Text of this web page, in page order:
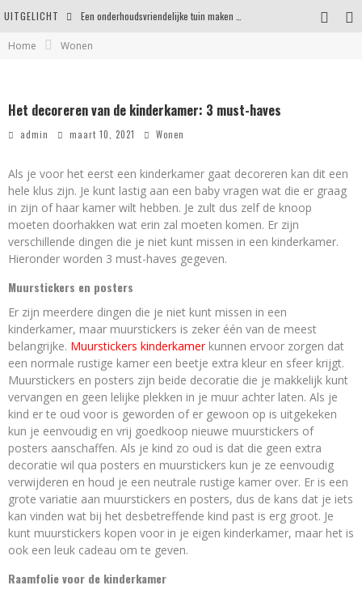
UITGELICHT
Waarom persoonlijk matrasadvies het verschil maakt
Home Wonen
Het decoreren van de kinderkamer: 3 must-haves
admin maart 10, 2021 Wonen
Als je voor het eerst een kinderkamer gaat decoreren kan dit een
hele klus zijn. Je kunt lastig aan een baby vragen wat die er graag
in zijn of haar kamer wilt hebben. Je zult dus zelf de knoop
moeten doorhakken wat erin zal moeten komen. Er zijn
verschillende dingen die je niet kunt missen in een kinderkamer.
Hieronder worden 3 must-haves gegeven.
Muurstickers en posters
Er zijn meerdere dingen die je niet kunt missen in een
kinderkamer, maar muurstickers is zeker één van de meest
belangrijke. Muurstickers kinderkamerkunnen ervoor zorgen dat
een normale rustige kamer een beetje extra kleur en sfeer krijgt.
Muurstickers en posters zijn beide decoratie die je makkelijk kunt
vervangen en geen lelijke plekken in je muur achter laten. Als je
kind er te oud voor is geworden of er gewoon op is uitgekeken
kun je eenvoudig en vrij goedkoop nieuwe muurstickers of
posters aanschaffen. Als je kind zo oud is dat die geen extra
decoratie wil qua posters en muurstickers kun je ze eenvoudig
verwijderen en houd je een neutrale rustige kamer over. Er is een
grote variatie aan muurstickers en posters, dus de kans dat je iets
kan vinden wat bij het desbetreffende kind past is erg groot. Je
kunt muurstickers kopen voor in je eigen kinderkamer, maar het is
ook een leuk cadeau om te geven.
Raamfolie voor de kinderkamer